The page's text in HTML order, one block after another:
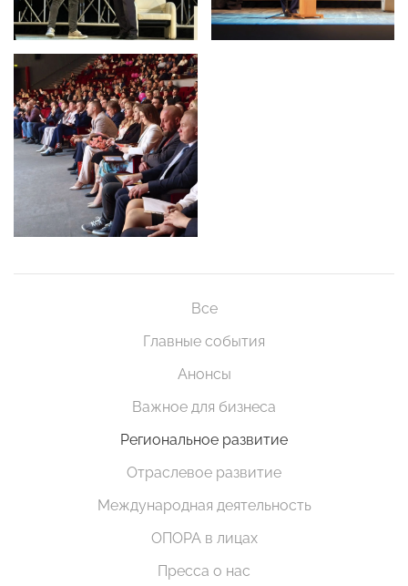
Все
Главные события
Анонсы
Важное для бизнеса
Региональное развитие
Отраслевое развитие
Международная деятельность
ОПОРА в лицах
Пресса о нас